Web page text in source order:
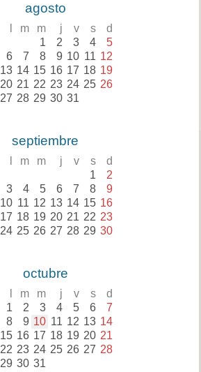
agosto
m m j v s d
1 2 3 4 5
6 7 8 9 10 11 12
13 14 15 16 17 18 19
20 21 22 23 24 25 26
27 28 29 30 31
septiembre
m m j v s d
1 2
3 4 5 6 7 8 9
10 11 12 13 14 15 16
17 18 19 20 21 22 23
24 25 26 27 28 29 30
octubre
m m j v s d
1 2 3 4 5 6 7
8 9 10 11 12 13 14
15 16 17 18 19 20 21
22 23 24 25 26 27 28
29 30 31